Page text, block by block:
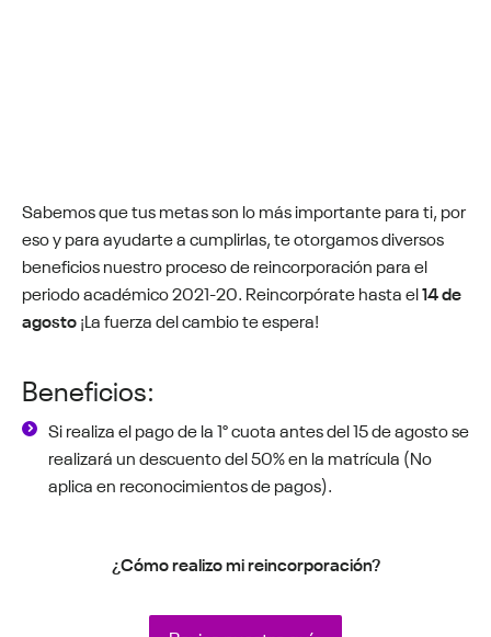
Sabemos que tus metas son lo más importante para ti, por
eso y para ayudarte a cumplirlas, te otorgamos diversos
beneficios nuestro proceso de reincorporación para el
periodo académico 2021-20. Reincorpórate hasta el14 de
agosto¡La fuerza del cambio te espera!
Beneficios:
Si realiza el pago de la 1° cuota antes del 15 de agosto se
realizará un descuento del 50% en la matrícula (No
aplica en reconocimientos de pagos).
¿Cómo realizo mi reincorporación?